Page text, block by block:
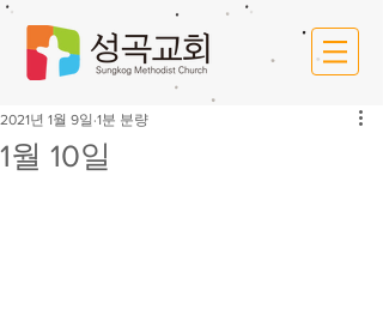
1월 10일
2021년 1월 9일 1분 분량